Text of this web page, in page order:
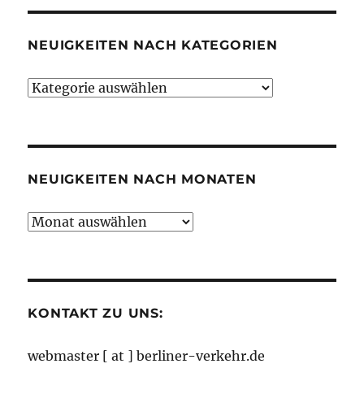
NEUIGKEITEN NACH KATEGORIEN
Neuigkeiten
NEUIGKEITEN NACH MONATEN
Neuigkeiten
KONTAKT ZU UNS:
webmaster [ at ] berliner-verkehr.de